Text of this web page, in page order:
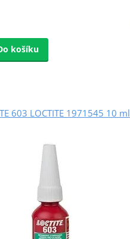
košíku
603 LOCTITE 1971545 10 ml